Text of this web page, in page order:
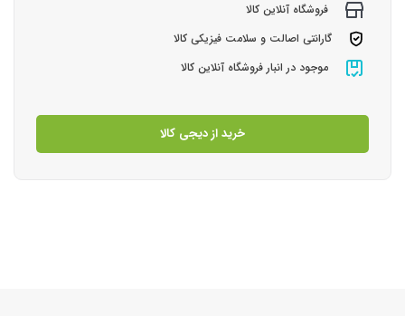
فروشگاه آنلاین کالا
گارانتی اصالت و سلامت فیزیکی کالا
موجود در انبار فروشگاه آنلاین کالا
خرید از دیجی کالا